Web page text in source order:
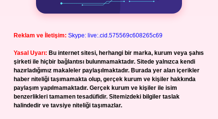
Reklam ve İletişim: Skype: live:.cid.575569c608265c69
Yasal Uyarı: Bu internet sitesi, herhangi bir marka, kurum veya şahıs
şirketi ile hiçbir bağlantısı bulunmamaktadır. Sitede yalnızca kendi
hazırladığımız makaleler paylaşılmaktadır. Burada yer alan içerikler
haber niteliği taşımamakta olup, gerçek kurum ve kişiler hakkında
paylaşım yapılmamaktadır. Gerçek kurum ve kişiler ile isim
benzerlikleri tamamen tesadüfidir. Sitemizdeki bilgiler taslak
halindedir ve tavsiye niteliği taşımazlar.